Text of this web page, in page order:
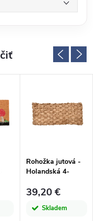
Rohožka jutová -
Holandská 4-
77,5x45,3x3,1cm|E
39,20 €
Skladem